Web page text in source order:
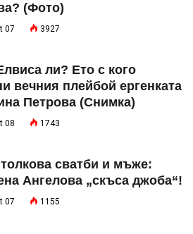
(Фото)
07 3927
ли? Ето с кого
вечния плейбой ергенката
Петрова (Снимка)
08 1743
сватби и мъже:
Ангелова „скъса джоба“!
07 1155